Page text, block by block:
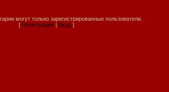
могут только зарегистрированные пользователи.
[ Регистрация | Вход ]